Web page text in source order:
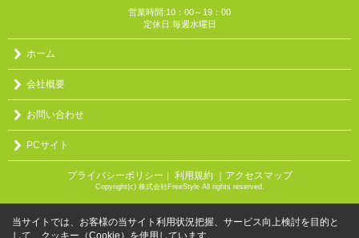
営業時間:10：00～19：00
定休日:毎週水曜日
ホーム
会社概要
お問い合わせ
PCサイト
プライバシーポリシー 利用規約 ｜アクセスマップ
Copyright(c) 株式会社FreeStyle All rights reserved.
当サイトでは、お客様の当サイト利用状況把握、サービス向上検討を目的と
して、クッキー（Cookie）を使用しています。